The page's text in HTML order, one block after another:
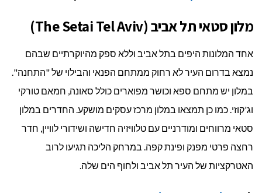
מלון סטאי תל אביב (The Setai Tel Aviv)
אחד המלונות היפים בתל אביב וללא ספק מהיוקרתיים שבהם
נמצא בדרום העיר לא רחוק ממתחם הפנאי והבילוי של "התחנה".
במלון יש מתחם ספא וכושר מפוארים כולל סאונה, חמאם טורקי
וג'קוזי. כמו כן תמצאו במלון מרכז עסקים מושקע. החדרים במלון
סטאי מרווחים ומודרניים עם טלוויזיה חדישה ושידורי לוויין, חדר
רחצה פרטי מפנק ופינת קפה. במרחק הליכה תגיעו לרוב
האטרקציות של העיר תל אביב ולחוף הים שלה.